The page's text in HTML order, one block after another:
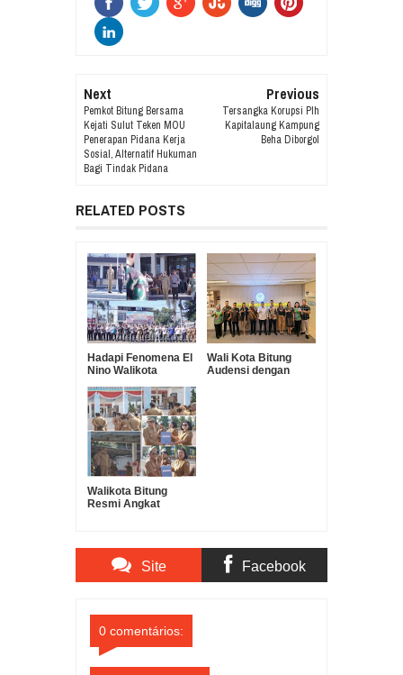
Next
Pemkot Bitung Bersama
Kejati Sulut Teken MOU
Penerapan Pidana Kerja
Sosial, Alternatif Hukuman
Bagi Tindak Pidana
Previous
Tersangka Korupsi Plh
Kapitalaung Kampung
Beha Diborgol
RELATED POSTS
Hadapi Fenomena El
Nino Walikota
dan Kapolres Bitung
Gelar Apel Pasukan
Tanggap Bencana
Wali Kota Bitung
Audensi dengan
Walikota Bitung
Resmi Angkat
Site Facebook
0 comentários: